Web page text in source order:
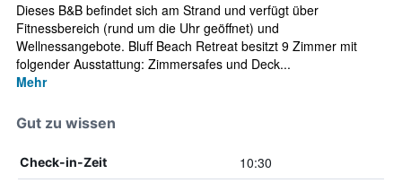
Dieses B&B befindet sich am Strand und verfügt über
Fitnessbereich (rund um die Uhr geöffnet) und
Wellnessangebote. Bluff Beach Retreat besitzt 9 Zimmer mit
folgender Ausstattung: Zimmersafes und Deck...
Mehr
Gut zu wissen
Check-in-Zeit 10:30